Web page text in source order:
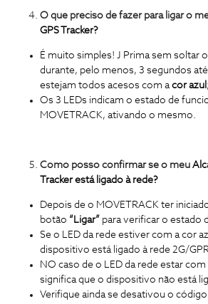
O que preciso de fazer para ligar o
GPS Tracker?
É muito simples! J Prima sem soltar
durante, pelo menos, 3 segundos
estejam todos acesos com acor azul ;
Os 3 LEDs indicam o estado de
MOVETRACK, ativando o mesmo.
Como posso confirmar se o meu
Trackerestá ligado à rede?
Depois de o MOVETRACK ter
botão “Ligar” para verificar o estado
Se o LED da rede estiver com a cor
dispositivo está ligado à rede 2G/
NO caso de o LED da rede estar
significa que o dispositivo não está
Verifique ainda se desativou o